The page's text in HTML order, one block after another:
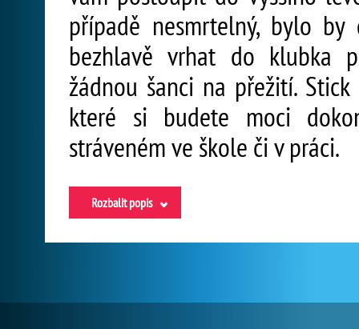
případě nesmrtelný, bylo
bezhlavě vrhat do klubka
žádnou šanci na přežití.
které si budete moci
stráveném ve škole či v práci.
Rozbalit popis